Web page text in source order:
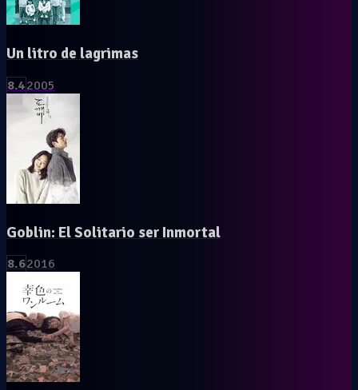
Un litro de lagrimas
8.42005
Goblin: El Solitario ser Inmortal
8.62016